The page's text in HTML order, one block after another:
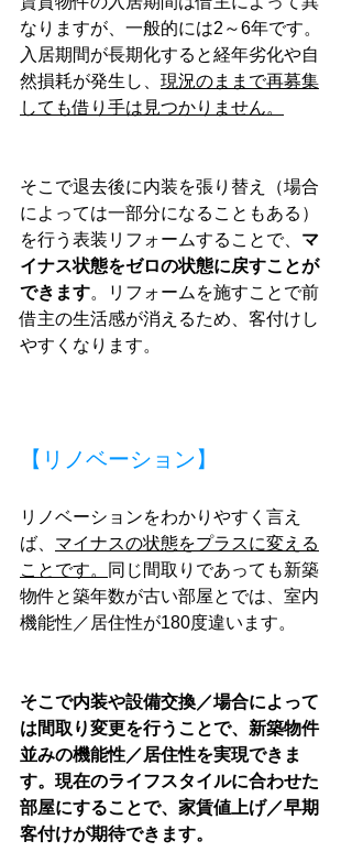
なりますが、一般的には2～6年です。
入居期間が長期化すると経年劣化や自
然損耗が発生し、 現況のままで再募集
しても借り手は見つかりません。
そこで退去後に内装を張り替え（場合
によっては一部分になることもある）
を行う表装リフォームすることで、 マ
イナス状態をゼロの状態に戻すことが
できます。リフォームを施すことで前
借主の生活感が消えるため、客付けし
やすくなります。
【リノベーション】
リノベーションをわかりやすく言え
ば、 マイナスの状態をプラスに変える
ことです。
同じ間取りであっても新築
物件と築年数が古い部屋とでは、室内
機能性／居住性が180度違います。
そこで内装や設備交換／場合によって
は間取り変更を行うことで、新築物件
並みの機能性／居住性を実現できま
す。現在のライフスタイルに合わせた
部屋にすることで、家賃値上げ／早期
客付けが期待できます。